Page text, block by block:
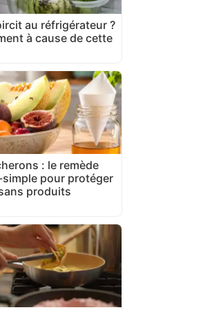
au réfrigérateur ?
à cause de cette
: le remède
pour protéger
produits